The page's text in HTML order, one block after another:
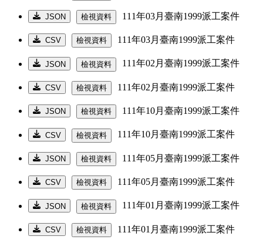
JSON 檢視資料 111年03月臺南1999派工案件
CSV 檢視資料 111年03月臺南1999派工案件
JSON 檢視資料 111年02月臺南1999派工案件
CSV 檢視資料 111年02月臺南1999派工案件
JSON 檢視資料 111年10月臺南1999派工案件
CSV 檢視資料 111年10月臺南1999派工案件
JSON 檢視資料 111年05月臺南1999派工案件
CSV 檢視資料 111年05月臺南1999派工案件
JSON 檢視資料 111年01月臺南1999派工案件
CSV 檢視資料 111年01月臺南1999派工案件